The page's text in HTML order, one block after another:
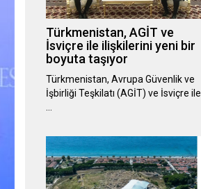
Türkmenistan, AGİT ve
İsviçre ile ilişkilerini yeni bir
boyuta taşıyor
Türkmenistan, Avrupa Güvenlik ve
İşbirliği Teşkilatı (AGİT) ve İsviçre ile